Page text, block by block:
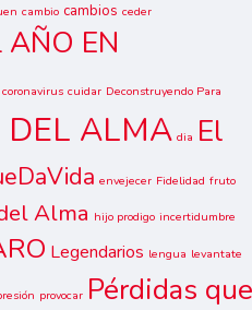
cambio cambios ceder
EN
coronavirus cuidar Deconstruyendo Para
DEL ALMA dia El
envejecer Fidelidad fruto
Alma hijo prodigo incertidumbre
Legendarios lengua levantate
provocar Pérdidas que